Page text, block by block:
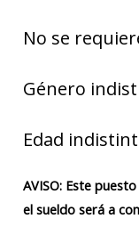
No se
Género
Edad
AVISO: Este
el sueldo será a